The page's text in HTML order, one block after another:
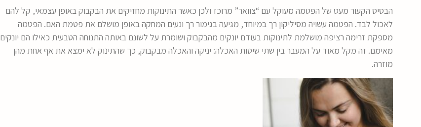
הבסיס הקעור מעט של הפטמה מעוקל עם “צוואר” מרוכז ולכן כאשר התינוקות מחזיקים את הבקבוק באופן עצמאי, קל להם
לאכול לבד. הפטמה עשויה מסיליקון רך במיוחד, מגיעה בגימור רך ונעים המחקה באופן מושלם את פטמת האם. הפטמה
מספקת זרימה רציפה מושלמת לתינוקות בעודם יונקים מהבקבוק ושומרת על לשונם באותה התנוחה הטבעית כאילו הם יונקים
מאימם. זה מקל מאוד על המעבר בין שתי שיטות האכלה: יניקה והאכלה מבקבוק, כך שהתינוק לא ימצא את אף אחת מהן
מוזרה.